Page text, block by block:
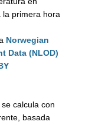
la primera hora
Norwegian
Data (NLOD)
calcula con
basada